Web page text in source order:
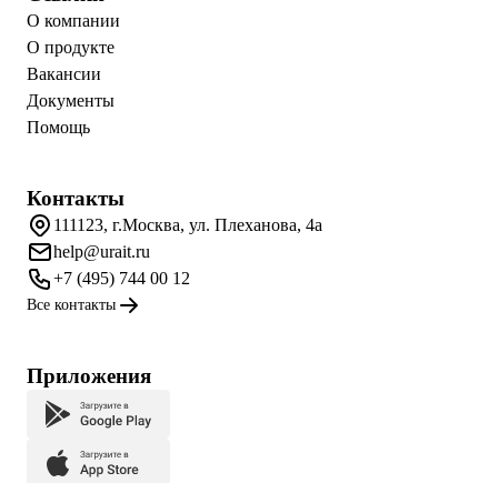
О компании
О продукте
Вакансии
Документы
Помощь
Контакты
111123, г.Москва, ул. Плеханова, 4а
help@urait.ru
+7 (495) 744 00 12
Все контакты
Приложения